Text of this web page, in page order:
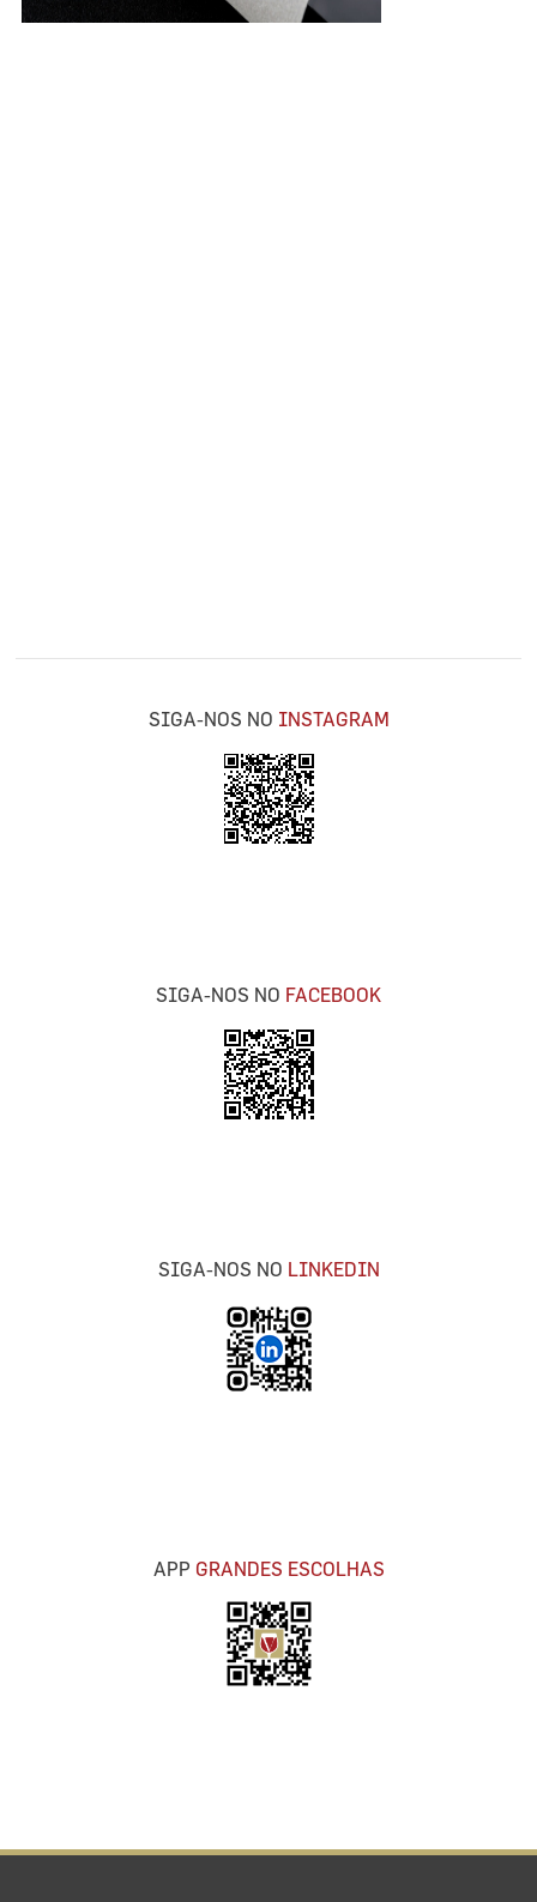
SIGA-NOS NO INSTAGRAM
SIGA-NOS NO FACEBOOK
SIGA-NOS NO LINKEDIN
APP GRANDES ESCOLHAS